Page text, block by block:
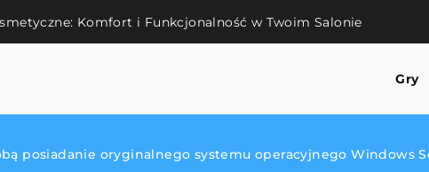
Komfort i Funkcjonalność w Twoim Salonie
Gry
posiadanie oryginalnego systemu operacyjnego Windows